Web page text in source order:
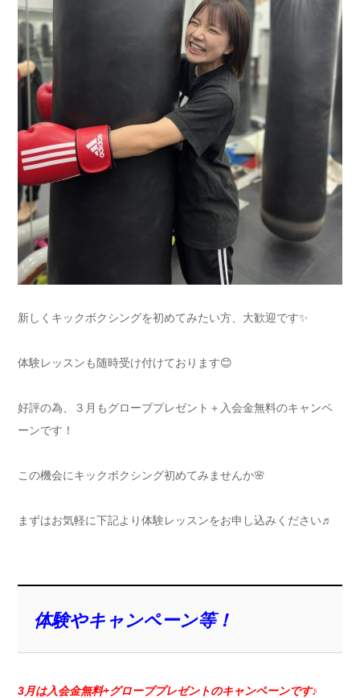
新しくキックボクシングを初めてみたい方、大歓迎です✨
体験レッスンも随時受け付けております😊
好評の為、３月もグローブプレゼント＋入会金無料のキャンペ
ーンです！
この機会にキックボクシング初めてみませんか🌸
まずはお気軽に下記より体験レッスンをお申し込みください♬
体験やキャンペーン等！
3月は入会金無料+グローブプレゼントのキャンペーンです♪